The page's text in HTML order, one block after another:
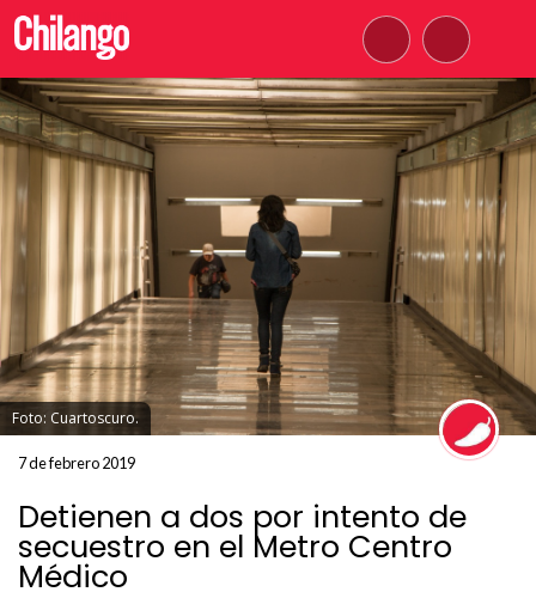
Foto: Cuartoscuro.
7 de febrero 2019
Detienen a dos por intento de
secuestro en el Metro Centro
Médico